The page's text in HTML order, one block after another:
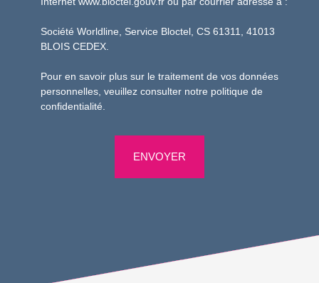
Société Worldline, Service Bloctel, CS 61311, 41013
BLOIS CEDEX.
Pour en savoir plus sur le traitement de vos données
personnelles, veuillez consulter notre politique de
confidentialité
ENVOYER